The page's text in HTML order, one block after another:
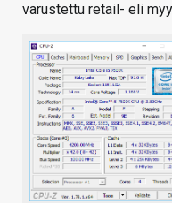
varustettu retail- eli